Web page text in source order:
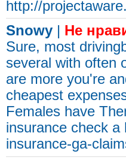
http://
Snowy | Не
Sure, most
several with often
are more you're
cheapest
Females have
insurance check a
insurance-ga-